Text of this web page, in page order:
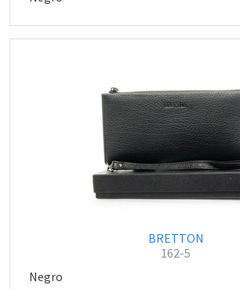
BRETTON
162-5
Negro